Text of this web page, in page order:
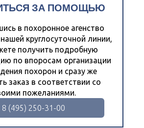
ЗА ПОМОЩЬЮ
в похоронное агенство
круглосуточной линии,
получить подробную
по впоросам организации
похорон и сразу же
заказ в соответствии со
пожеланиями.
8 (495) 250-31-00